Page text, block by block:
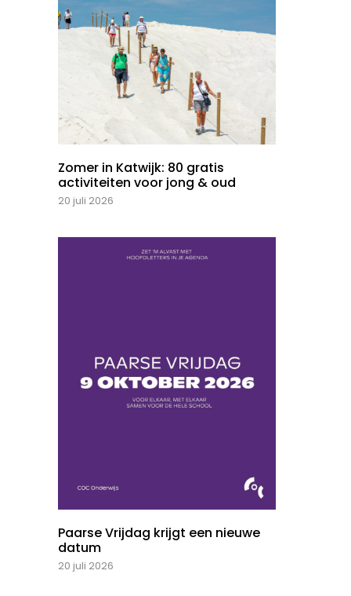
Zomer in Katwijk: 80 gratis
activiteiten voor jong & oud
20 juli 2026
Paarse Vrijdag krijgt een nieuwe
datum
20 juli 2026